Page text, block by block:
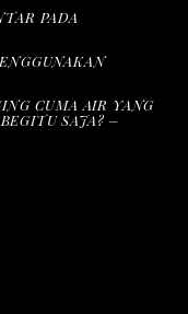
PADA
CUMA AIR YANG
SAJA? –